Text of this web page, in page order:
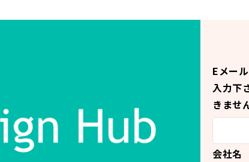
Eメー
入力下
きませ
会社名